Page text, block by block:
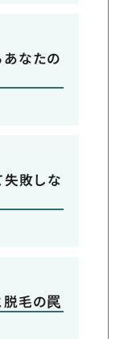
なたの
敗しな
毛の罠